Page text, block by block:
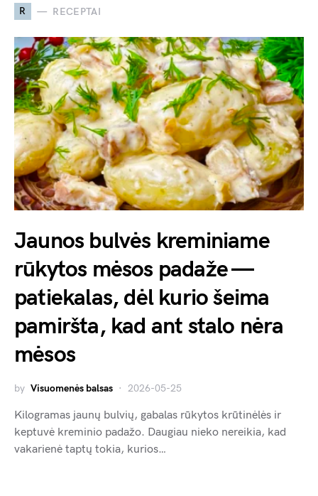
R RECEPTAI
Jaunos bulvės kreminiame
rūkytos mėsos padaže —
patiekalas, dėl kurio šeima
pamiršta, kad ant stalo nėra
mėsos
by Visuomenės balsas 2026-05-25
Kilogramas jaunų bulvių, gabalas rūkytos krūtinėlės ir
keptuvė kreminio padažo. Daugiau nieko nereikia, kad
vakarienė taptų tokia, kurios…